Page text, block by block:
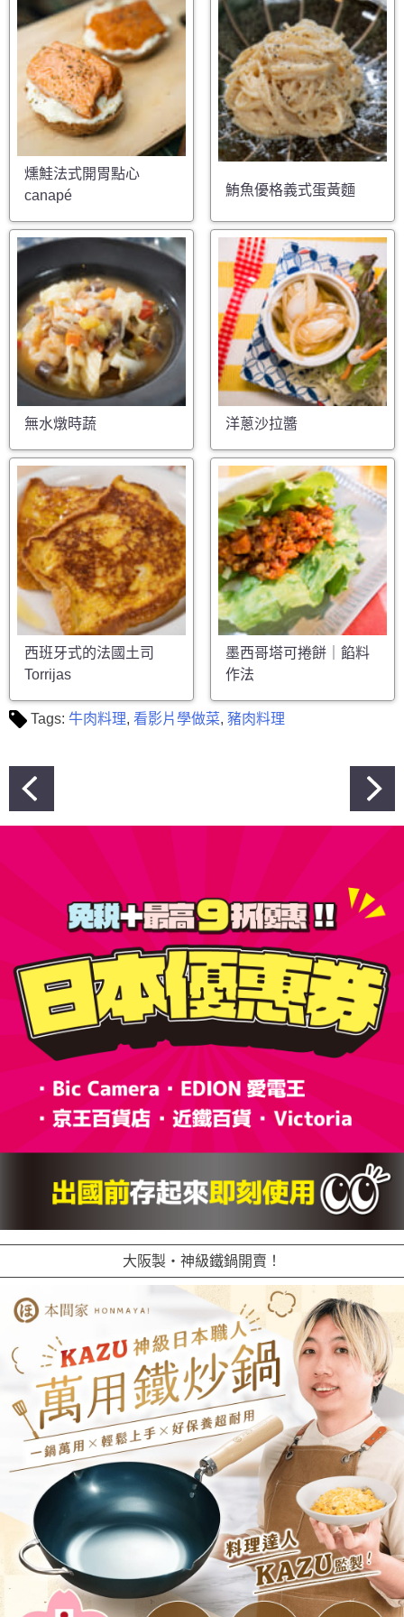
燻鮭法式開胃點心
canapé
鮪魚優格義式蛋黃麵
無水燉時蔬 洋蔥沙拉醬
西班牙式的法國土司
Torrijas
墨西哥塔可捲餅｜餡料
作法
Tags: 牛肉料理, 看影片學做菜, 豬肉料理
文
章
大阪製・神級鐵鍋開賣！